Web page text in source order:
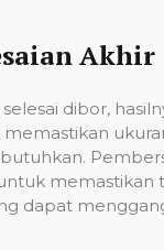
Akhir
dibor,
memastikan
dapat